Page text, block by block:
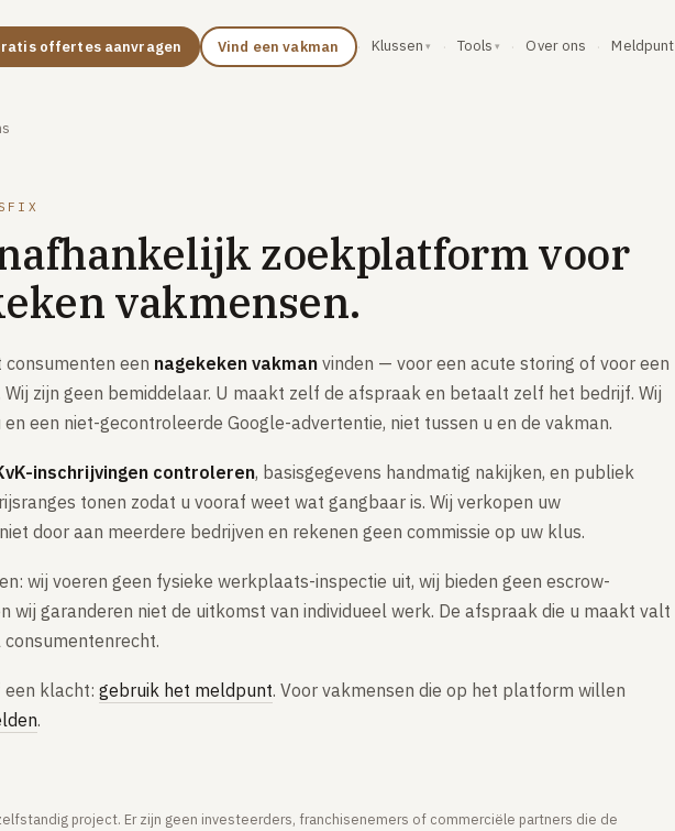
offertes aanvragen Vind een vakman · Klussen · Tools · Over ons · Meldpunt
zoekplatform voor
vakmensen.
consumenten een nagekeken vakman vinden — voor een acute storing of voor een
zijn geen bemiddelaar. U maakt zelf de afspraak en betaalt zelf het bedrijf. Wij
een niet-gecontroleerde Google-advertentie, niet tussen u en de vakman.
inschrijvingen controleren, basisgegevens handmatig nakijken, en publiek
tonen zodat u vooraf weet wat gangbaar is. Wij verkopen uw
door aan meerdere bedrijven en rekenen geen commissie op uw klus.
wij voeren geen fysieke werkplaats-inspectie uit, wij bieden geen escrow-
wij garanderen niet de uitkomst van individueel werk. De afspraak die u maakt valt
een klacht: gebruik het meldpunt. Voor vakmensen die op het platform willen
.
project. Er zijn geen investeerders, franchisenemers of commerciële partners die de